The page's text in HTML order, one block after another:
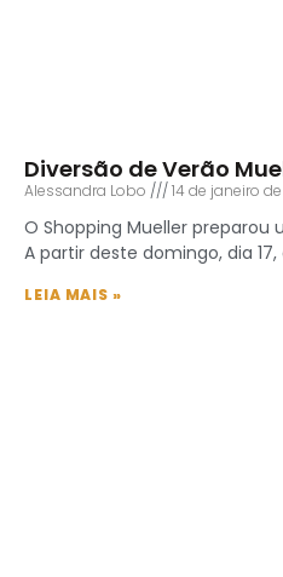
Diversão de Verão
Alessandra Lobo 14 de janeiro
O Shopping Mueller
A partir deste domingo, dia
LEIA MAIS »